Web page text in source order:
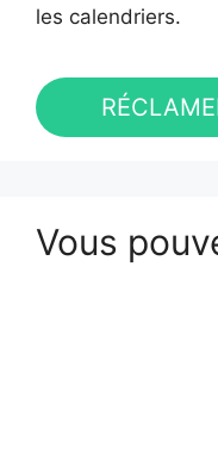
les calendriers.
Vous